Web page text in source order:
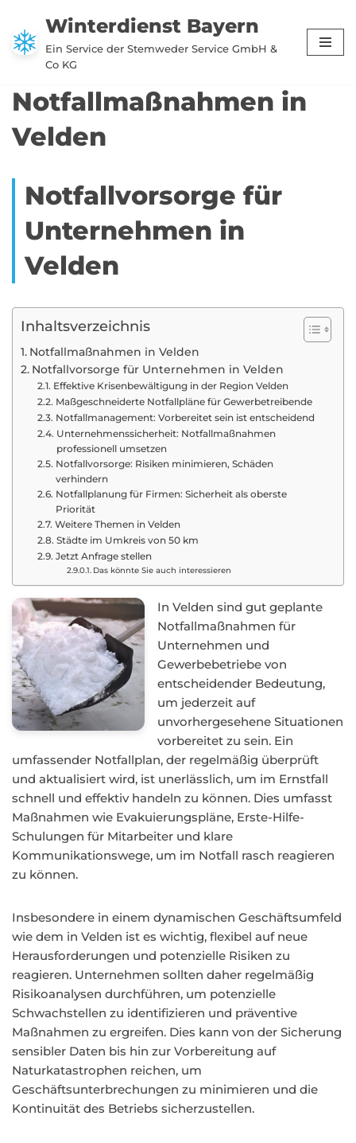
Zum
Inhalt
Winterdienst Bayern
Ein Service der Stemweder Service GmbH &
Co KG
Notfallmaßnahmen in
Velden
Notfallvorsorge für
Unternehmen in
Velden
Inhaltsverzeichnis
Notfallmaßnahmen in Velden
Notfallvorsorge für Unternehmen in Velden
Effektive Krisenbewältigung in der Region Velden
Maßgeschneiderte Notfallpläne für Gewerbetreibende
Notfallmanagement: Vorbereitet sein ist entscheidend
Unternehmenssicherheit: Notfallmaßnahmen
professionell umsetzen
Notfallvorsorge: Risiken minimieren, Schäden
verhindern
Notfallplanung für Firmen: Sicherheit als oberste
Priorität
Weitere Themen in Velden
Städte im Umkreis von 50 km
Jetzt Anfrage stellen
Das könnte Sie auch interessieren
In Velden sind gut geplante
Notfallmaßnahmen für
Unternehmen und
Gewerbebetriebe von
entscheidender Bedeutung,
um jederzeit auf
unvorhergesehene Situationen
vorbereitet zu sein. Ein
umfassender Notfallplan, der regelmäßig überprüft
und aktualisiert wird, ist unerlässlich, um im Ernstfall
schnell und effektiv handeln zu können. Dies umfasst
Maßnahmen wie Evakuierungspläne, Erste-Hilfe-
Schulungen für Mitarbeiter und klare
Kommunikationswege, um im Notfall rasch reagieren
zu können.
Insbesondere in einem dynamischen Geschäftsumfeld
wie dem in Velden ist es wichtig, flexibel auf neue
Herausforderungen und potenzielle Risiken zu
reagieren. Unternehmen sollten daher regelmäßig
Risikoanalysen durchführen, um potenzielle
Schwachstellen zu identifizieren und präventive
Maßnahmen zu ergreifen. Dies kann von der Sicherung
sensibler Daten bis hin zur Vorbereitung auf
Naturkatastrophen reichen, um
Geschäftsunterbrechungen zu minimieren und die
Kontinuität des Betriebs sicherzustellen.